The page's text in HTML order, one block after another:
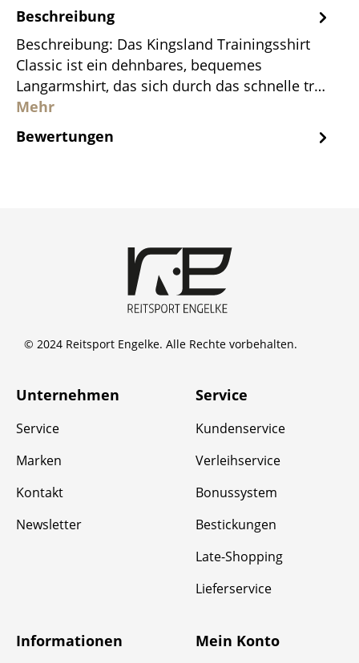
Beschreibung
Beschreibung: Das Kingsland Trainingsshirt
Classic ist ein dehnbares, bequemes
Langarmshirt, das sich durch das schnelle tr…
Mehr
Bewertungen
© 2024 Reitsport Engelke. Alle Rechte vorbehalten.
Unternehmen
Service
Marken
Kontakt
Newsletter
Service
Kundenservice
Verleihservice
Bonussystem
Bestickungen
Late-Shopping
Lieferservice
Informationen Mein Konto